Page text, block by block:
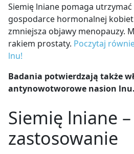
Siemię lniane pomaga
gospodarce hormonalnej
zmniejsza objawy menopauzy.
rakiem prostaty. Poczytaj
lnu!
Badania potwierdzają także
antynowotworowe nasion lnu.
Siemię lniane –
zastosowanie